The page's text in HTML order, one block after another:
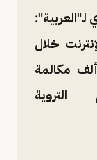
خلال
موسم الحج.. و21 مليونًا و300 ألف مكالمة